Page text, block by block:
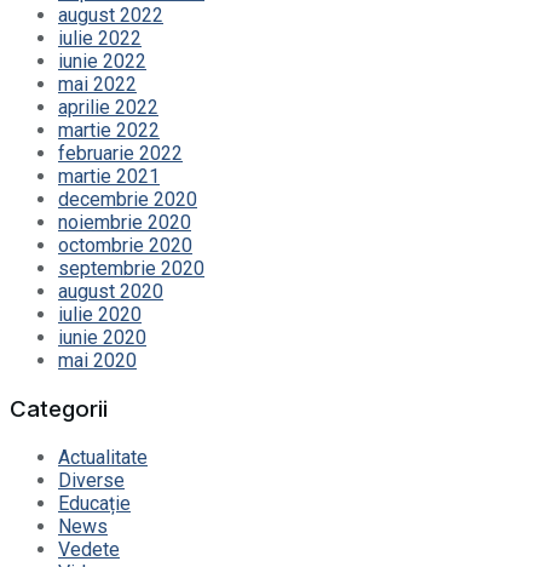
august 2022
iulie 2022
iunie 2022
mai 2022
aprilie 2022
martie 2022
februarie 2022
martie 2021
decembrie 2020
noiembrie 2020
octombrie 2020
septembrie 2020
august 2020
iulie 2020
iunie 2020
mai 2020
Categorii
Actualitate
Diverse
Educație
News
Vedete